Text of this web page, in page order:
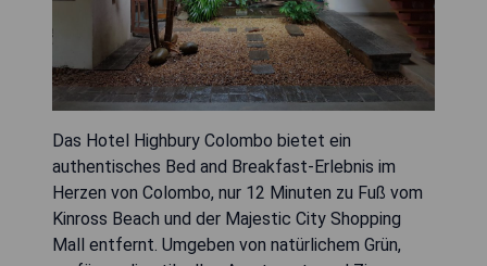
Das Hotel Highbury Colombo bietet ein
authentisches Bed and Breakfast-Erlebnis im
Herzen von Colombo, nur 12 Minuten zu Fuß vom
Kinross Beach und der Majestic City Shopping
Mall entfernt. Umgeben von natürlichem Grün,